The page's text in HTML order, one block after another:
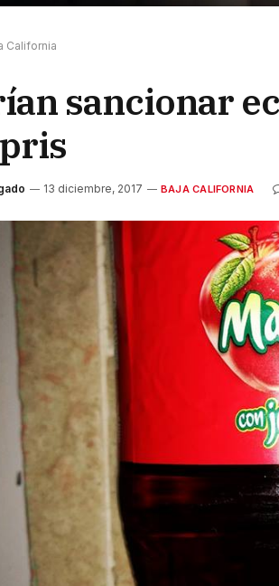
California
sancionar
13 diciembre, 2017 BAJA CALIFORNIA